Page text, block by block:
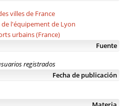
villes de France
l'équipement de Lyon
urbains (France)
Fuente
registrados
Fecha de publicación